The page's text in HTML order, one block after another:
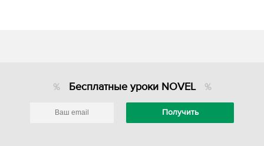
Бесплатные уроки NOVEL